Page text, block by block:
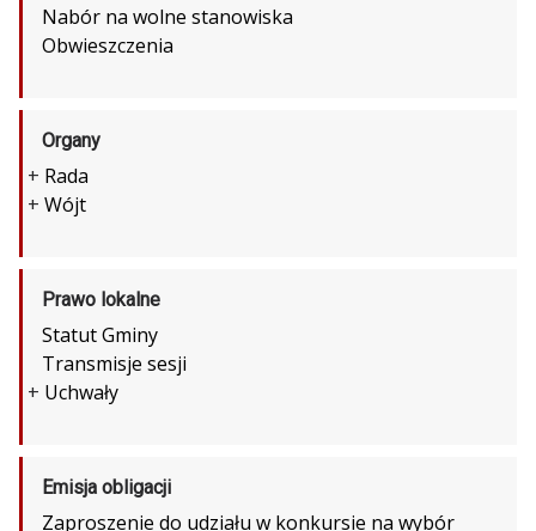
Nabór na wolne stanowiska
Obwieszczenia
Organy
+ Rada
+ Wójt
Prawo lokalne
Statut Gminy
Transmisje sesji
+ Uchwały
Emisja obligacji
Zaproszenie do udziału w konkursie na wybór